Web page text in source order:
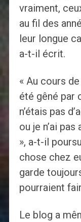
vraiment,
au fil des
leur longue
a-t-il écrit.
« Au cours
été gêné par
n’étais pas
ou je n’ai
», a-t-il
chose chez
garde
pourraient
Le blog a